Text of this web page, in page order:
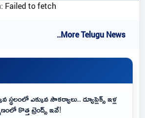
Failed to fetch
..More Telugu News
స్థలంలో ఎక్కువ సౌకర్యాలు.. డ్యూప్లెక్స్ ఇళ్ల
కొత్త ట్రెండ్స్ ఇవే!